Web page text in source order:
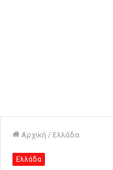
Αρχική / Ελλάδα
Ελλάδα